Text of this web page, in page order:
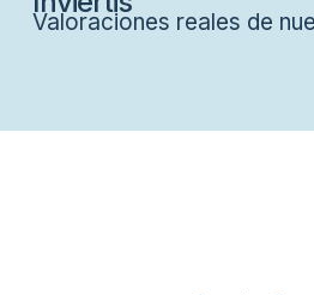
Valoraciones reales de